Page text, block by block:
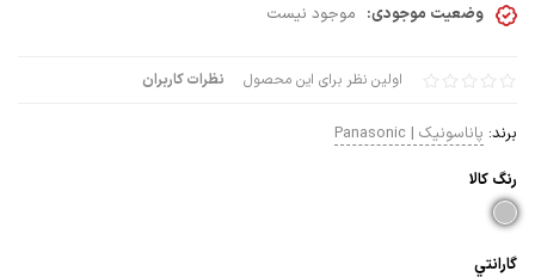
اولین نظر برای این محصول نظرات کاربران
برند: پاناسونیک | Panasonic
رنگ كالا
گارانتي
وضعیت موجودی: موجود نیست